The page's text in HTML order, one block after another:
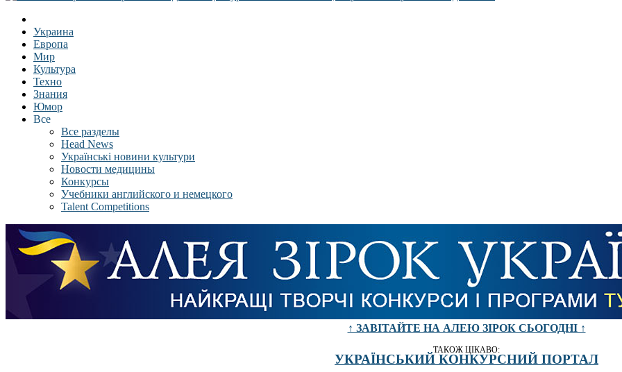
Украина
Европа
Мир
Культура
Техно
Знания
Юмор
Все
Все разделы
Head News
Українські новини культури
Новости медицины
Конкурсы
Учебники английского и немецкого
Talent Competitions
↑ ЗАВІТАЙТЕ НА АЛЕЮ ЗІРОК СЬОГОДНІ ↑
ТАКОЖ ЦІКАВО:
УКРАЇНСЬКИЙ КОНКУРСНИЙ ПОРТАЛ